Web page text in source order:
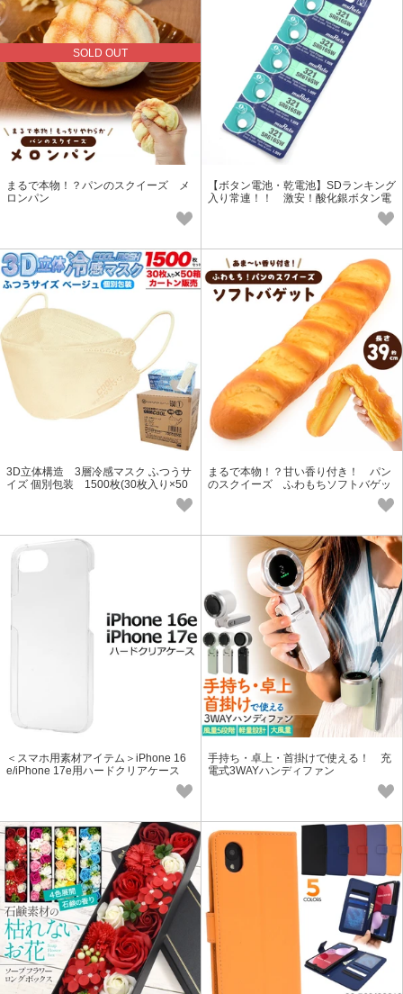
SOLD OUT
まるで本物！？パンのスクイーズ メ
ロンパン
【ボタン電池・乾電池】SDランキング
入り常連！！ 激安！酸化銀ボタン電
3D立体構造 3層冷感マスク ふつうサ
イズ 個別包装 1500枚(30枚入り×50
まるで本物！？甘い香り付き！ パン
のスクイーズ ふわもちソフトバゲッ
＜スマホ用素材アイテム＞iPhone 16
e/iPhone 17e用ハードクリアケース
手持ち・卓上・首掛けで使える！ 充
電式3WAYハンディファン